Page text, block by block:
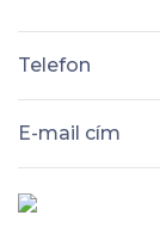
Telefon
E-mail cím